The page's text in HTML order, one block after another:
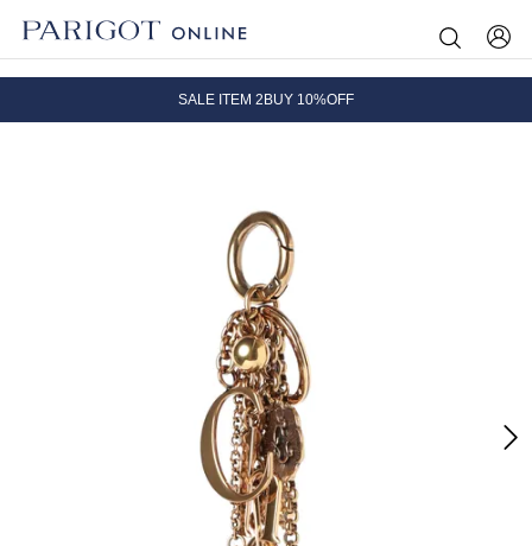
8.5 wedに会員プログラムが生まれ変わります！
SALE ITEM 2BUY 10%OFF